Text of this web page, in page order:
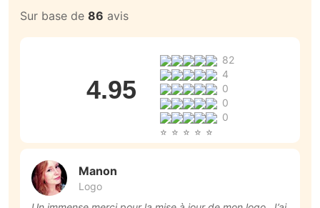
Sur base de 86 avis
4.95
82
4
0
0
0
Manon
Logo